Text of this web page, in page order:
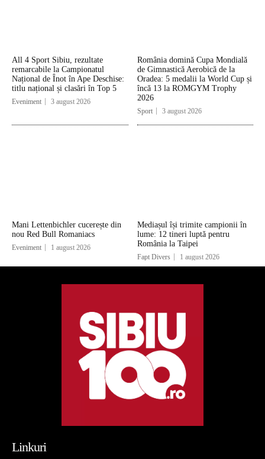
All 4 Sport Sibiu, rezultate
remarcabile la Campionatul
Național de Înot în Ape Deschise:
titlu național și clasări în Top 5
Eveniment 3 august 2026
România domină Cupa Mondială
de Gimnastică Aerobică de la
Oradea: 5 medalii la World Cup și
încă 13 la ROMGYM Trophy
2026
Sport 3 august 2026
Mani Lettenbichler cucerește din
nou Red Bull Romaniacs
Eveniment 1 august 2026
Mediașul își trimite campionii în
lume: 12 tineri luptă pentru
România la Taipei
Fapt Divers 1 august 2026
Linkuri